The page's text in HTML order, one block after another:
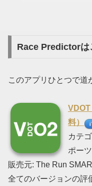
Race Predictorは
このアプリひとつで道
料）
カテ
ポーツ
販売元: The Run
全てのバージョンの評